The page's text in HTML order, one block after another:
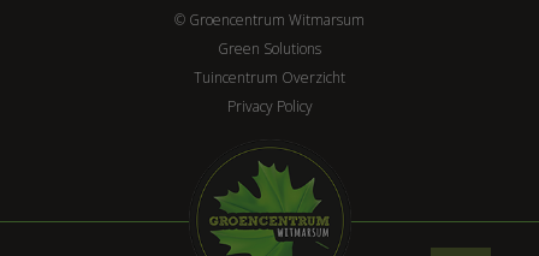
© Groencentrum Witmarsum
Green Solutions
Tuincentrum Overzicht
Privacy Policy